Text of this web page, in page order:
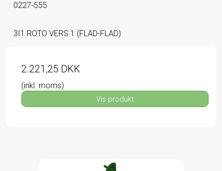
0227-555
3I1 ROTO VERS.1 (FLAD-FLAD)
2.221,25 DKK
(inkl. moms)
Vis produkt